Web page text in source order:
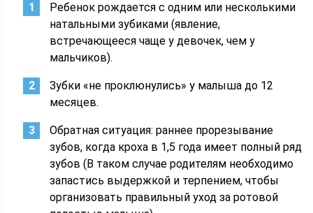
Ребенок рождается с одним или несколькими
натальными зубиками (явление,
встречающееся чаще у девочек, чем у
мальчиков).
Зубки «не проклюнулись» у малыша до 12
месяцев.
Обратная ситуация: раннее прорезывание
зубов, когда кроха в 1,5 года имеет полный ряд
зубов (В таком случае родителям необходимо
запастись выдержкой и терпением, чтобы
организовать правильный уход за ротовой